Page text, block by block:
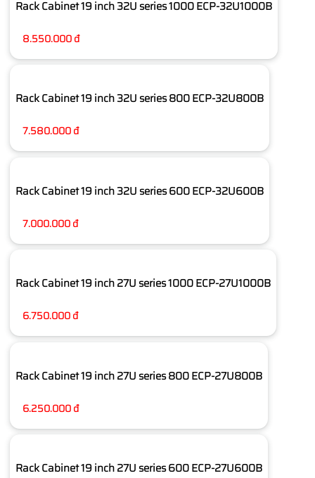
Rack Cabinet 19 inch 32U series 1000 ECP-32U1000B
8.550.000 đ
Rack Cabinet 19 inch 32U series 800 ECP-32U800B
7.580.000 đ
Rack Cabinet 19 inch 32U series 600 ECP-32U600B
7.000.000 đ
Rack Cabinet 19 inch 27U series 1000 ECP-27U1000B
6.750.000 đ
Rack Cabinet 19 inch 27U series 800 ECP-27U800B
6.250.000 đ
Rack Cabinet 19 inch 27U series 600 ECP-27U600B